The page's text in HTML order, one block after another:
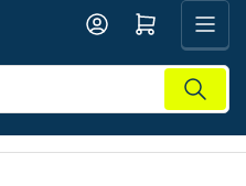
Apri il mini carrello